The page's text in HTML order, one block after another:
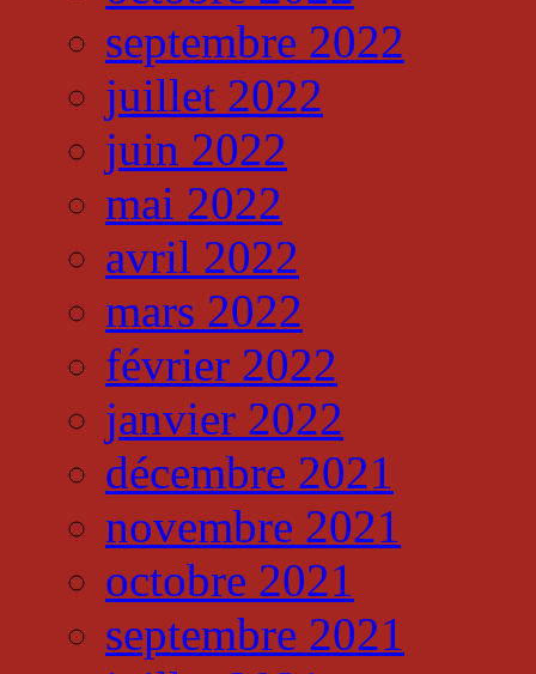
septembre 2022
juillet 2022
juin 2022
mai 2022
avril 2022
mars 2022
février 2022
janvier 2022
décembre 2021
novembre 2021
octobre 2021
septembre 2021